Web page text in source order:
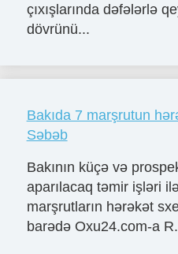
çıxışlarında dəfələrlə
dövrünü...
Bakıda 7 marşrutun
Səbəb
Bakının küçə və
aparılacaq təmir işləri
marşrutların hərəkət
barədə Oxu24.com-a